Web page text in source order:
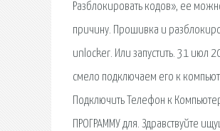
Разблокировать кодов», ее
причину. Прошивка и
unlocker. Или запустить. 31 июл
смело подключаем его к
Подключить Телефон к
ПРОГРАММУ для. Здравствуйте